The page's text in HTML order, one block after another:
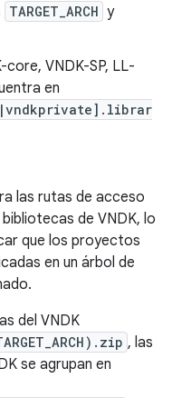
TARGET_ARCH y
VNDK-SP, LL-
en
las rutas de acceso
de VNDK, lo
que los proyectos
en un árbol de
del VNDK
, las
se agrupan en